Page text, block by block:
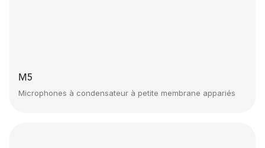
M5
Microphones à condensateur à petite membrane appariés